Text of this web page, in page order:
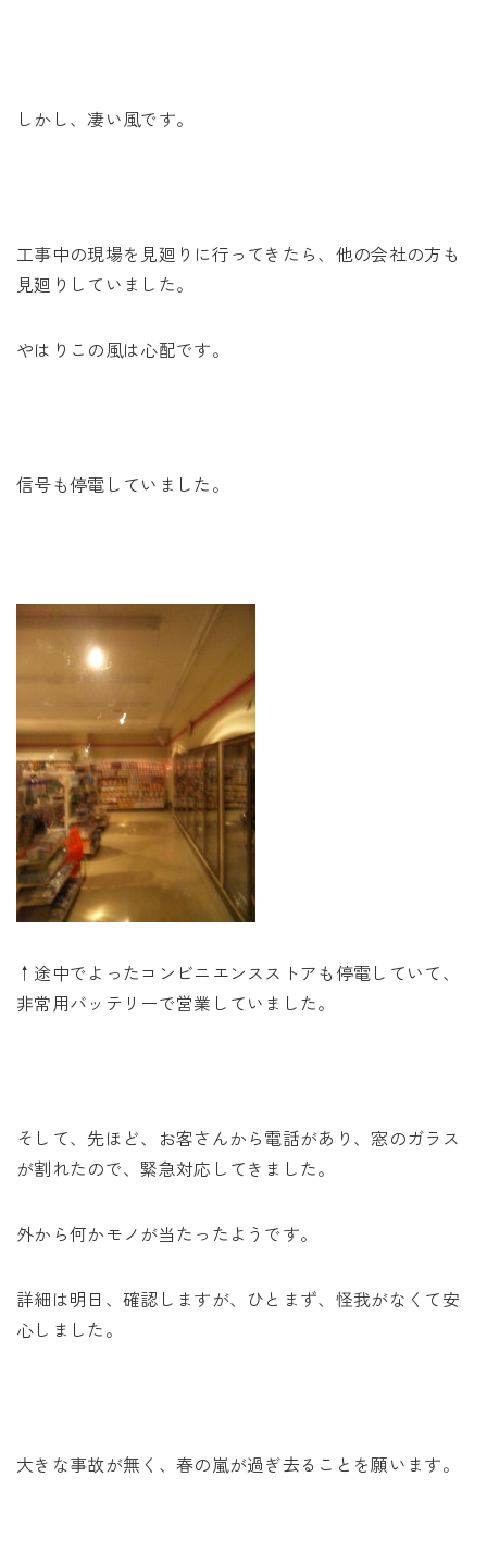
しかし、凄い風です。
工事中の現場を見廻りに行ってきたら、他の会社の方も
見廻りしていました。
やはりこの風は心配です。
信号も停電していました。
↑途中でよったコンビニエンスストアも停電していて、
非常用バッテリーで営業していました。
そして、先ほど、お客さんから電話があり、窓のガラス
が割れたので、緊急対応してきました。
外から何かモノが当たったようです。
詳細は明日、確認しますが、ひとまず、怪我がなくて安
心しました。
大きな事故が無く、春の嵐が過ぎ去ることを願います。